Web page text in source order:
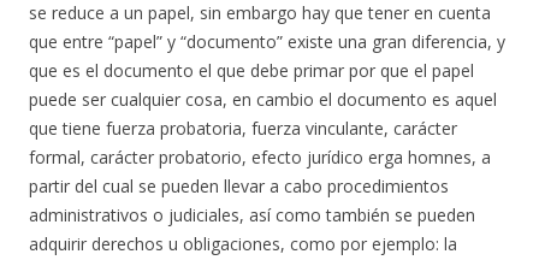
se reduce a un papel, sin embargo hay que tener en cuenta
que entre “papel” y “documento” existe una gran diferencia, y
que es el documento el que debe primar por que el papel
puede ser cualquier cosa, en cambio el documento es aquel
que tiene fuerza probatoria, fuerza vinculante, carácter
formal, carácter probatorio, efecto jurídico erga homnes, a
partir del cual se pueden llevar a cabo procedimientos
administrativos o judiciales, así como también se pueden
adquirir derechos u obligaciones, como por ejemplo: la